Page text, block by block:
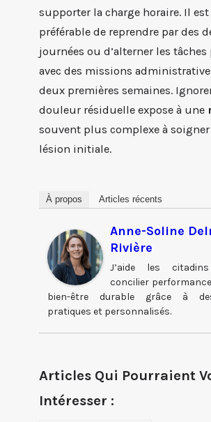
supporter la charge horaire. Il
préférable de reprendre par des
journées ou d’alterner les
avec des missions
deux premières semaines.
douleur résiduelle expose à une
souvent plus complexe à
lésion initiale.
À propos Articles récents
Anne-Soline
Rivière
J’aide les
concilier
bien-être durable grâce à
pratiques et personnalisés.
Articles Qui Pourraient
Intéresser :